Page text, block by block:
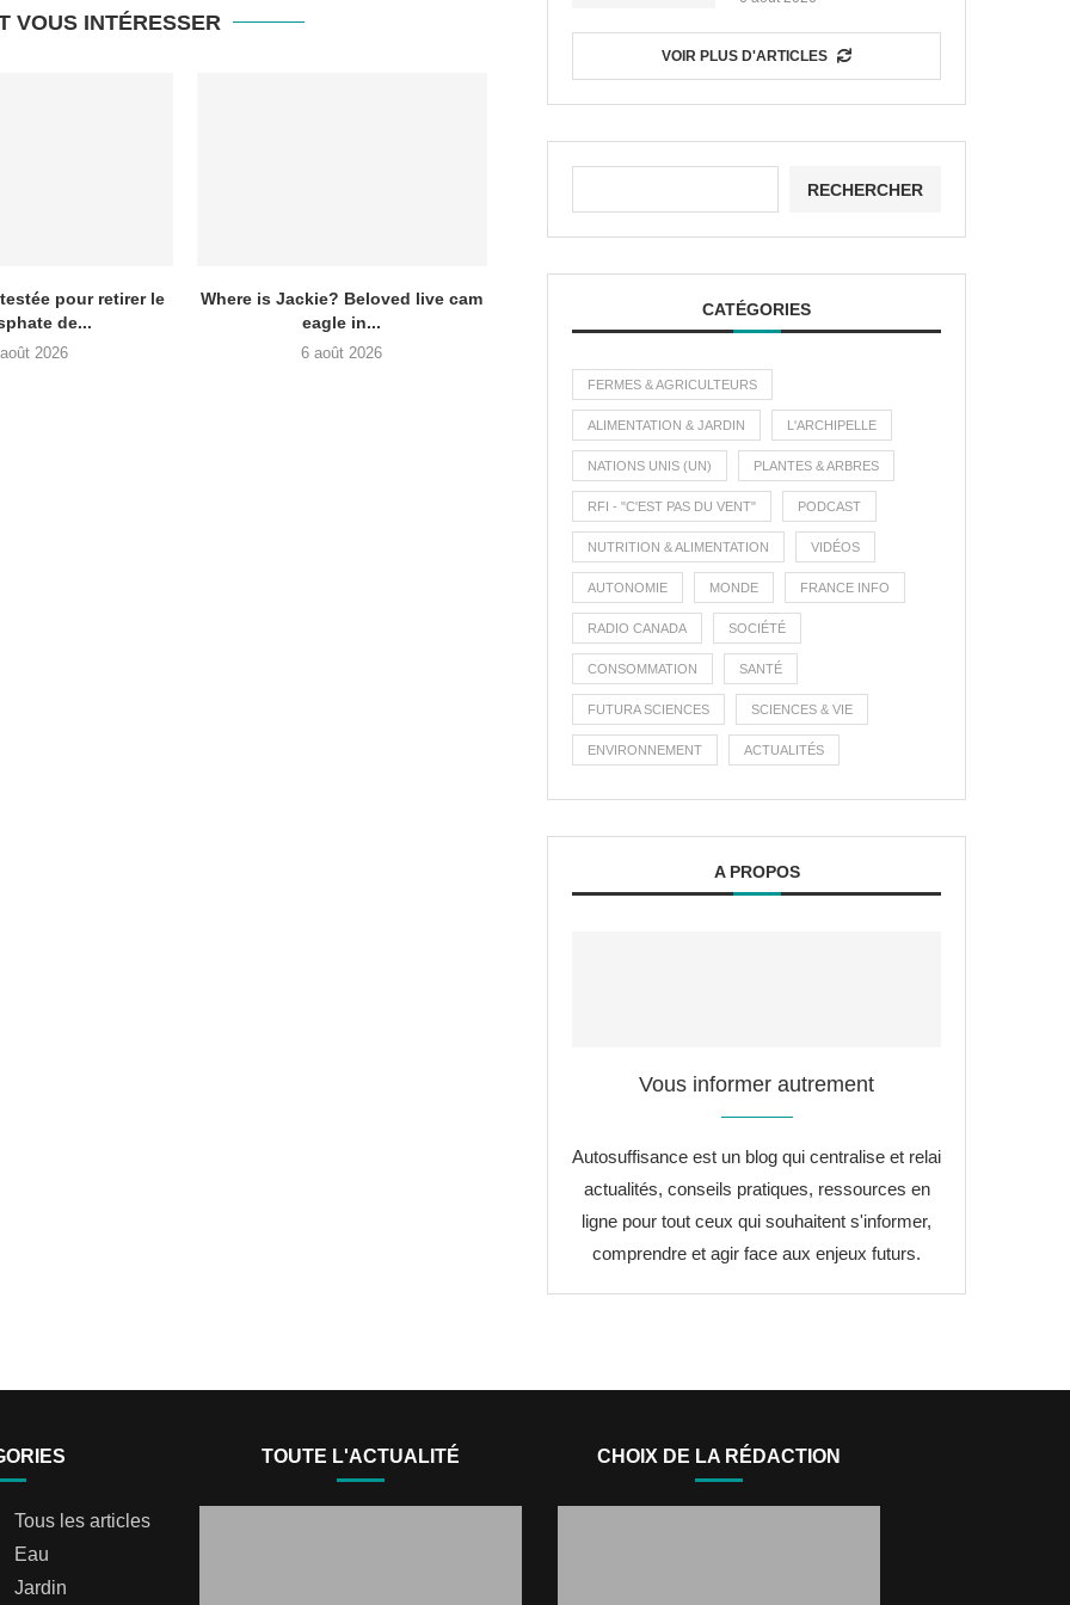
VOUS INTÉRESSER
pour retirer le
de...
2026
Where is Jackie? Beloved live cam
eagle in...
6 août 2026
VOIR PLUS D'ARTICLES
RECHERCHER
CATÉGORIES
FERMES & AGRICULTEURS
ALIMENTATION & JARDIN L'ARCHIPELLE
NATIONS UNIS (UN) PLANTES & ARBRES
RFI - "C'EST PAS DU VENT" PODCAST
NUTRITION & ALIMENTATION VIDÉOS
AUTONOMIE MONDE FRANCE INFO
RADIO CANADA SOCIÉTÉ
CONSOMMATION SANTÉ
FUTURA SCIENCES SCIENCES & VIE
ENVIRONNEMENT ACTUALITÉS
A PROPOS
Vous informer autrement
Autosuffisance est un blog qui centralise et relai
actualités, conseils pratiques, ressources en
ligne pour tout ceux qui souhaitent s'informer,
comprendre et agir face aux enjeux futurs.
Tous les articles
Eau
Jardin
TOUTE L'ACTUALITÉ CHOIX DE LA RÉDACTION